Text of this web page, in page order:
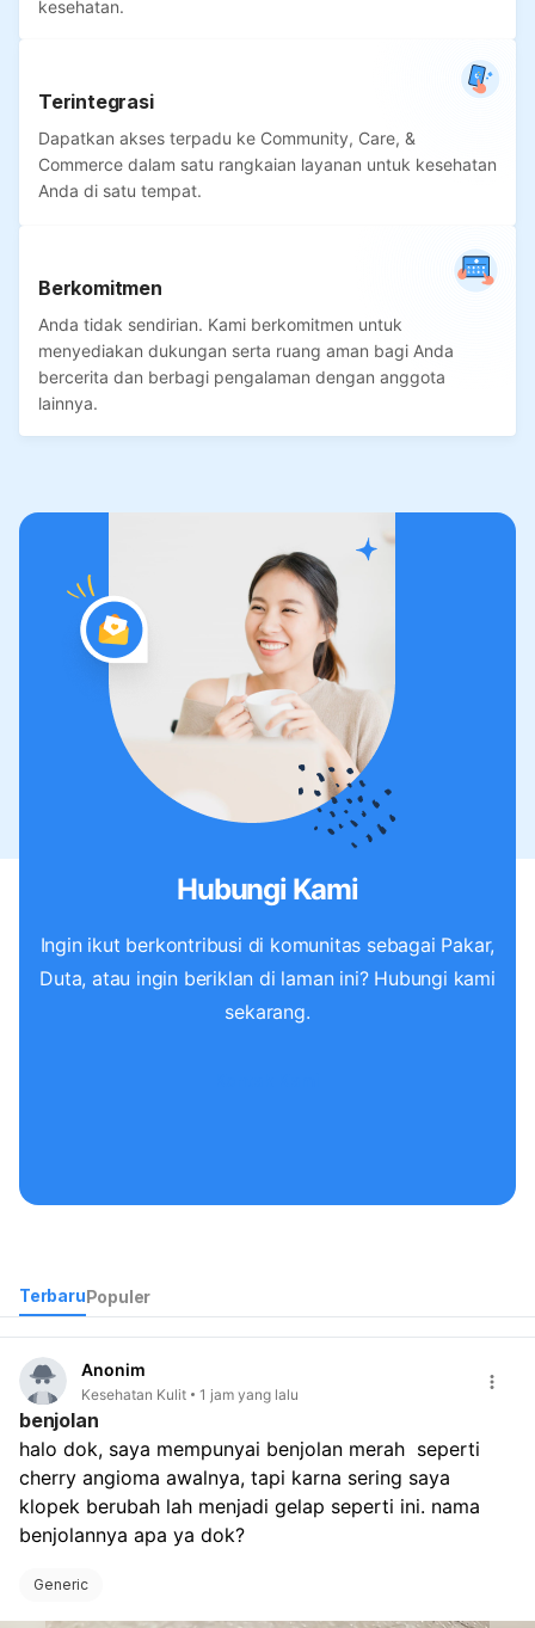
kesehatan.
Terintegrasi
Dapatkan akses terpadu ke Community, Care, &
Commerce dalam satu rangkaian layanan untuk kesehatan
Anda di satu tempat.
Berkomitmen
Anda tidak sendirian. Kami berkomitmen untuk
menyediakan dukungan serta ruang aman bagi Anda
bercerita dan berbagi pengalaman dengan anggota
lainnya.
Hubungi Kami
Ingin ikut berkontribusi di komunitas sebagai Pakar,
Duta, atau ingin beriklan di laman ini? Hubungi kami
sekarang.
TerbaruPopuler
Anonim
Kesehatan Kulit 1 jam yang lalu
benjolan
halo dok, saya mempunyai benjolan merah  seperti
cherry angioma awalnya, tapi karna sering saya
klopek berubah lah menjadi gelap seperti ini. nama
benjolannya apa ya dok?
Generic